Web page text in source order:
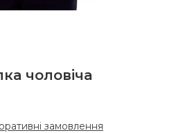
чоловіча
замовлення